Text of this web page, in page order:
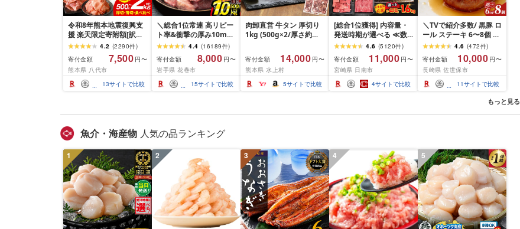
令和8年熊本地震復興支
援 楽天限定寄附額[訳あ
り]牛タン 500g〜2kg 肉
牛肉 訳あり 牛タン 冷凍
小分け 厚切り 薄切り 食
べ比べ 500g 1kg 1.5kg
2kg 牛 人気 ビーフ 牛た
ん ふるさと納税 ランキ
4.2 (2290件)
寄付金額
7,500 円〜
熊本県 八代市
13サイトで比較
＼総合1位常連 高リピー
ト率&衝撃の厚み10mm
厚切り牛タン 塩味/ ≪ス
ピード発送!!10営業日以
内発送≫ 選べる内容量
500g / 1kg 定期便 毎月
届く 牛肉 肉 BBQ ふるさ
と 人気 ランキング 岩手
4.4 (16189件)
寄付金額
8,000 円〜
岩手県 花巻市
15サイトで比較
肉卸直営 牛タン 厚切り
1kg (500g×2/厚さ約
牛肉 焼肉 冷凍 スライス
業務用 バーベキュー
BBQ おつまみ ギフト お
祝い お中元 夏ギフト
寄付金額 14,000 円〜
熊本県 水上村
5サイトで比較
[総合1位獲得] 内容量・
発送時期が選べる ≪数
量限定≫ 宮崎牛 赤身 ス
ライス 焼肉 国産 肉 牛肉
薄切り 黒毛和牛 A4 A5
人気 小分け 焼き肉 すき
焼き しゃぶしゃぶ 牛丼
BBQ ギフト 贈り物 おす
4.6 (5120件)
寄付金額
11,000 円〜
宮崎県 日南市
4サイトで比較
＼TVで紹介多数/ 黒豚 ロ
ール ステーキ 6〜8個 ≪
お箸でほぐせるやわらか
さ≫ 職人厳選 無添加 小
分け オリジナル ポーク
ステーキ 子供も安心 豚
豚肉 セット ジューシー
ギフト 贈り物 おすすめ
おかず 簡単調理 人気 送
4.6 (472件)
寄付金額
10,000 円〜
長崎県 佐世保市
11サイトで比較
もっと見る
魚介・海産物 人気の品ランキング
1 2 3 4 5